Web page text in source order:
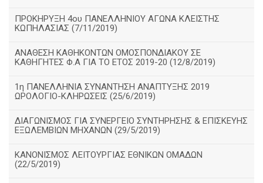
ΠΡΟΚΗΡΥΞΗ 4ου ΠΑΝΕΛΛΗΝΙΟΥ ΑΓΩΝΑ ΚΛΕΙΣΤΗΣ
ΚΩΠΗΛΑΣΙΑΣ (7/11/2019)
ΑΝΑΘΕΣΗ ΚΑΘΗΚΟΝΤΩΝ ΟΜΟΣΠΟΝΔΙΑΚΟΥ ΣΕ
ΚΑΘΗΓΗΤΕΣ Φ.Α ΓΙΑ ΤΟ ΕΤΟΣ 2019-20 (12/8/2019)
1η ΠΑΝΕΛΛΗΝΙΑ ΣΥΝΑΝΤΗΣΗ ΑΝΑΠΤΥΞΗΣ 2019
ΩΡΟΛΟΓΙΟ-ΚΛΗΡΩΣΕΙΣ (25/6/2019)
ΔΙΑΓΩΝΙΣΜΟΣ ΓΙΑ ΣΥΝΕΡΓΕΙΟ ΣΥΝΤΗΡΗΣΗΣ & ΕΠΙΣΚΕΥΗΣ
ΕΞΩΛΕΜΒΙΩΝ ΜΗΧΑΝΩΝ (29/5/2019)
ΚΑΝΟΝΙΣΜΟΣ ΛΕΙΤΟΥΡΓΙΑΣ ΕΘΝΙΚΩΝ ΟΜΑΔΩΝ
(22/5/2019)